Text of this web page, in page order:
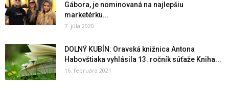
Gábora, je nominovaná na najlepšiu
marketérku...
7. júla 2020
DOLNÝ KUBÍN: Oravská knižnica Antona
Habovštiaka vyhlásila 13. ročník súťaže Kniha...
16. februára 2021